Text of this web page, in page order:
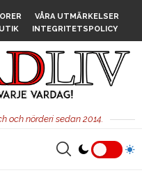
VÅRA UTMÄRKELSER
INTEGRITETSPOLICY
och nörderi sedan 2014.